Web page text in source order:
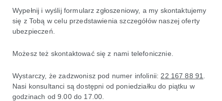
Wypełnij i wyślij formularz zgłoszeniowy, a my skontaktujemy
się z Tobą w celu przedstawienia szczegółów naszej oferty
ubezpieczeń.
Możesz też skontaktować się z nami telefonicznie.
Wystarczy, że zadzwonisz pod numer infolinii: 22 167 88 91
Nasi konsultanci są dostępni od poniedziałku do piątku w
godzinach od 9.00 do 17.00.